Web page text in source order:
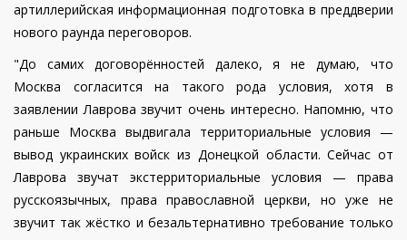
артиллерийская информационная подготовка в преддверии
нового раунда переговоров.
"До самих договорённостей далеко, я не думаю, что
Москва согласится на такого рода условия, хотя в
заявлении Лаврова звучит очень интересно. Напомню, что
раньше Москва выдвигала территориальные условия —
вывод украинских войск из Донецкой области. Сейчас от
Лаврова звучат экстерриториальные условия — права
русскоязычных, права православной церкви, но уже не
звучит так жёстко и безальтернативно требование только